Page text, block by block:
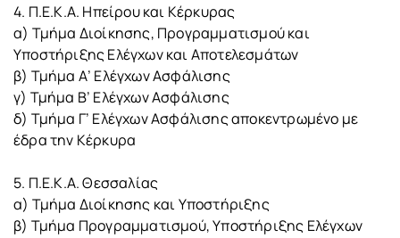
4. Π.Ε.Κ.Α. Ηπείρου και Κέρκυρας
α) Τμήμα Διοίκησης, Προγραμματισμού και
Υποστήριξης Ελέγχων και Αποτελεσμάτων
β) Τμήμα Α’ Ελέγχων Ασφάλισης
γ) Τμήμα Β’ Ελέγχων Ασφάλισης
δ) Τμήμα Γ’ Ελέγχων Ασφάλισης αποκεντρωμένο με
έδρα την Κέρκυρα
5. Π.Ε.Κ.Α. Θεσσαλίας
α) Τμήμα Διοίκησης και Υποστήριξης
β) Τμήμα Προγραμματισμού, Υποστήριξης Ελέγχων